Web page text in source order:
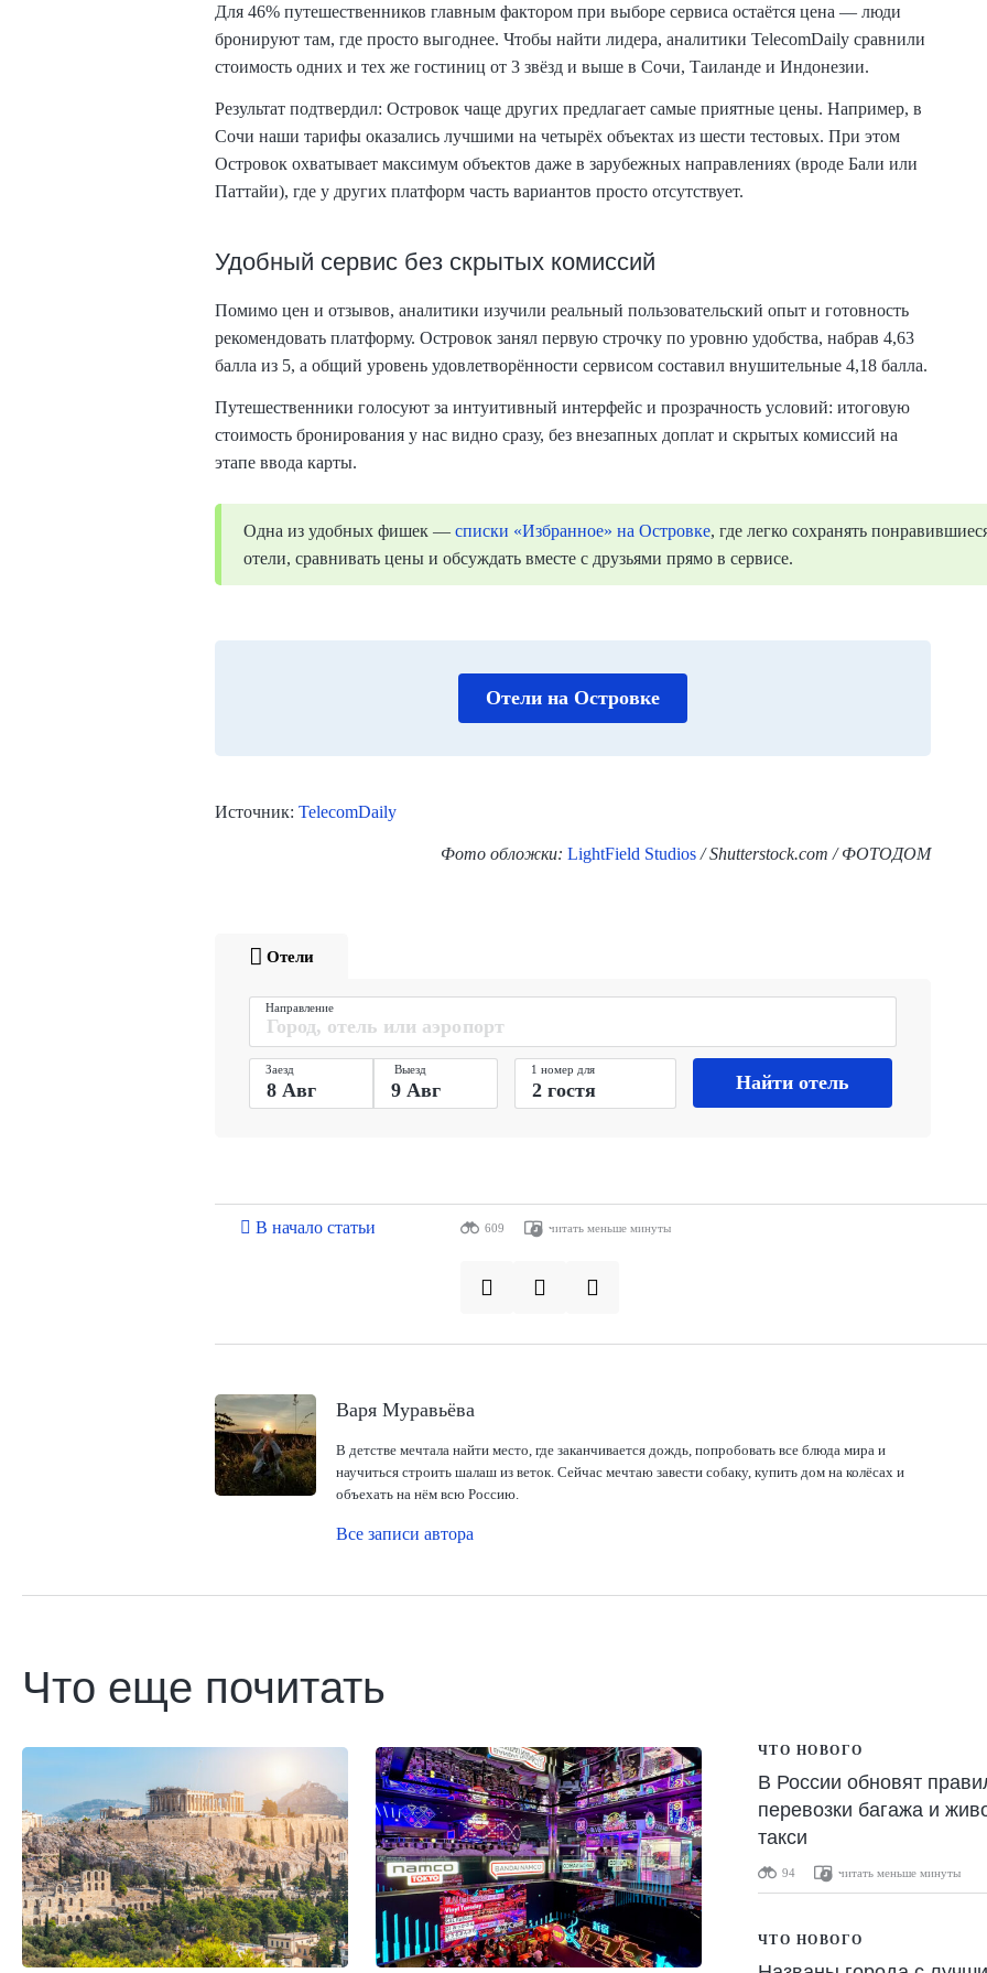
Для 46% путешественников главным фактором при выборе сервиса остаётся цена — люди
бронируют там, где просто выгоднее. Чтобы найти лидера, аналитики TelecomDaily сравнили
стоимость одних и тех же гостиниц от 3 звёзд и выше в Сочи, Таиланде и Индонезии.
Результат подтвердил: Островок чаще других предлагает самые приятные цены. Например, в
Сочи наши тарифы оказались лучшими на четырёх объектах из шести тестовых. При этом
Островок охватывает максимум объектов даже в зарубежных направлениях (вроде Бали или
Паттайи), где у других платформ часть вариантов просто отсутствует.
Удобный сервис без скрытых комиссий
Помимо цен и отзывов, аналитики изучили реальный пользовательский опыт и готовность
рекомендовать платформу. Островок занял первую строчку по уровню удобства, набрав 4,63
балла из 5, а общий уровень удовлетворённости сервисом составил внушительные 4,18 балла.
Путешественники голосуют за интуитивный интерфейс и прозрачность условий: итоговую
стоимость бронирования у нас видно сразу, без внезапных доплат и скрытых комиссий на
этапе ввода карты.
Одна из удобных фишек —списки «Избранное» на Островке, где легко сохранять
отели, сравнивать цены и обсуждать вместе с друзьями прямо в сервисе.
Отели на Островке
Источник:TelecomDaily
Фото обложки:LightField Studios / Shutterstock.com / ФОТОДОМ
Отели
Направление
Заезд Выезд 1 номер для
Найти отель
В начало статьи 609 читать меньше минуты
Варя Муравьёва
В детстве мечтала найти место, где заканчивается дождь, попробовать все блюда мира и
научиться строить шалаш из веток. Сейчас мечтаю завести собаку, купить дом на колёсах и
объехать на нём всю Россию.
Все записи автора
Что еще почитать
ЧТО НОВОГО
В России обновят
перевозки багажа и
такси
94 читать меньше минуты
ЧТО НОВОГО